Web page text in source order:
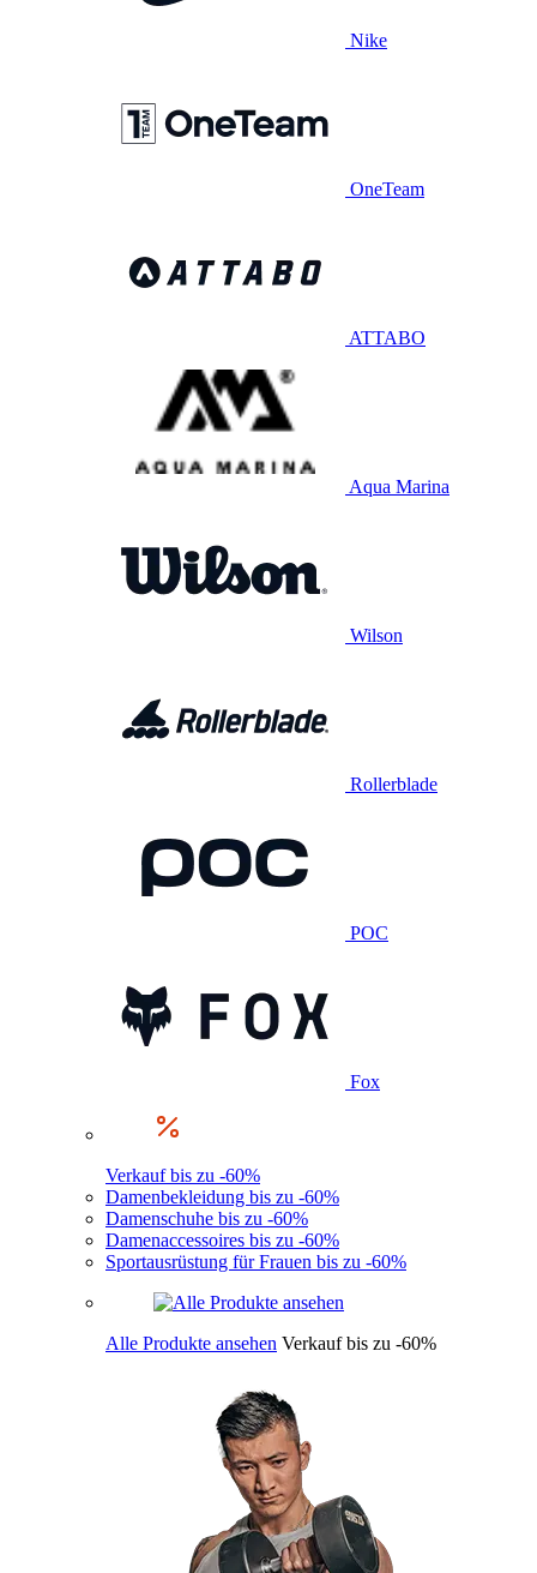
Nike
OneTeam
ATTABO
Aqua Marina
Wilson
Rollerblade
POC
Fox
Verkauf bis zu -60%
Damenbekleidung bis zu -60%
Damenschuhe bis zu -60%
Damenaccessoires bis zu -60%
Sportausrüstung für Frauen bis zu -60%
Alle Produkte ansehen Verkauf bis zu -60%